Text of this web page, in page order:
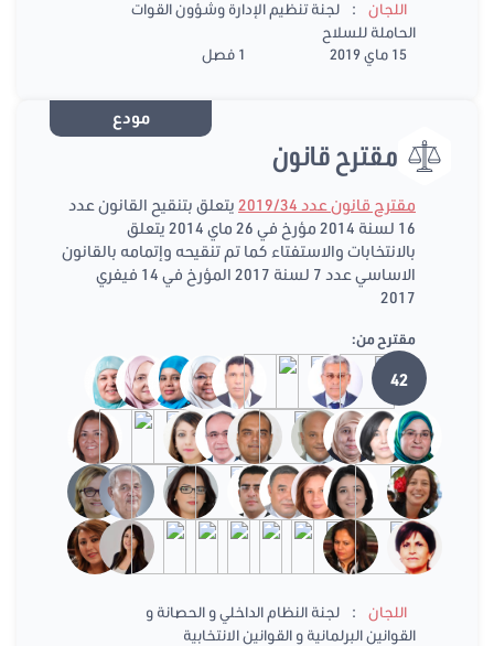
اللجان :
لجنة تنظيم الإدارة وشؤون القوات
الحاملة للسلاح
15 ماي 2019
1 فصل
مودع
مقترح قانون
مقترح قانون عدد 2019/34
يتعلق بتنقيح القانون عدد
16 لسنة 2014 مؤرخ في 26 ماي 2014 يتعلق
بالانتخابات والاستفتاء كما تم تنقيحه وإتمامه بالقانون
الاساسي عدد 7 لسنة 2017 المؤرخ في 14 فيفري
2017
مقترح من:
42
اللجان :
لجنة النظام الداخلي و الحصانة و
القوانين البرلمانية و القوانين الانتخابية